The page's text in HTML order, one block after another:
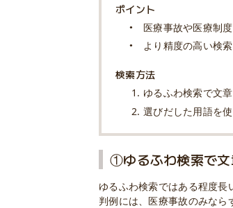
ポイント
医療事故や医療制
より精度の高い検
検索方法
ゆるふわ検索で文
選びだした用語を
①ゆるふわ検索で文
ゆるふわ検索ではある程度長
判例には、医療事故のみな